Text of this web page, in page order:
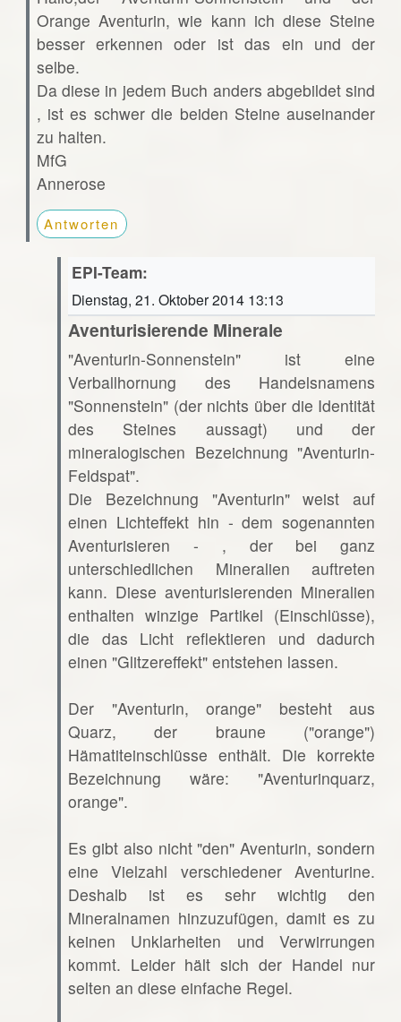
Orange Aventurin, wie kann ich diese Steine
besser erkennen oder ist das ein und der
selbe.
Da diese in jedem Buch anders abgebildet sind
, ist es schwer die beiden Steine auseinander
zu halten.
MfG
Annerose
Antworten
EPI-Team:
Dienstag, 21. Oktober 2014 13:13
Aventurisierende Minerale
"Aventurin-Sonnenstein" ist eine
Verballhornung des Handelsnamens
"Sonnenstein" (der nichts über die Identität
des Steines aussagt) und der
mineralogischen Bezeichnung "Aventurin-
Feldspat".
Die Bezeichnung "Aventurin" weist auf
einen Lichteffekt hin - dem sogenannten
Aventurisieren - , der bei ganz
unterschiedlichen Mineralien auftreten
kann. Diese aventurisierenden Mineralien
enthalten winzige Partikel (Einschlüsse),
die das Licht reflektieren und dadurch
einen "Glitzereffekt" entstehen lassen.
Der "Aventurin, orange" besteht aus
Quarz, der braune ("orange")
Hämatiteinschlüsse enthält. Die korrekte
Bezeichnung wäre: "Aventurinquarz,
orange".
Es gibt also nicht "den" Aventurin, sondern
eine Vielzahl verschiedener Aventurine.
Deshalb ist es sehr wichtig den
Mineralnamen hinzuzufügen, damit es zu
keinen Unklarheiten und Verwirrungen
kommt. Leider hält sich der Handel nur
selten an diese einfache Regel.